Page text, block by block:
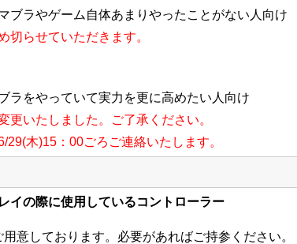
ラやゲーム自体あまりやったことがない人向け
切らせていただきます。
をやっていて実力を更に高めたい人向け
更いたしました。ご了承ください。
木)15：00ごろご連絡いたします。
イの際に使用しているコントローラー
意しております。必要があればご持参ください。